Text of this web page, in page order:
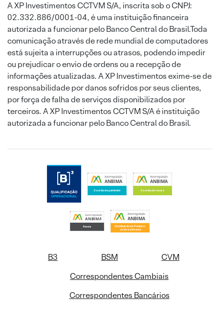
A XP Investimentos CCTVM S/A, inscrita sob o CNPJ:
02.332.886/0001-04, é uma instituição financeira
autorizada a funcionar pelo Banco Central do Brasil.Toda
comunicação através de rede mundial de computadores
está sujeita a interrupções ou atrasos, podendo impedir
ou prejudicar o envio de ordens ou a recepção de
informações atualizadas. A XP Investimentos exime-se de
responsabilidade por danos sofridos por seus clientes,
por força de falha de serviços disponibilizados por
terceiros. A XP Investimentos CCTVM S/A é instituição
autorizada a funcionar pelo Banco Central do Brasil.
B3 BSM
CVM
Correspondentes Cambiais
Correspondentes Bancários